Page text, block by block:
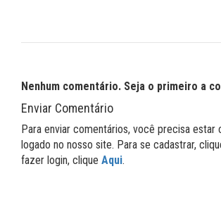
Nenhum comentário. Seja o primeiro a
Enviar Comentário
Para enviar comentários, você precisa estar
logado no nosso site. Para se cadastrar,
fazer login, clique Aqui.